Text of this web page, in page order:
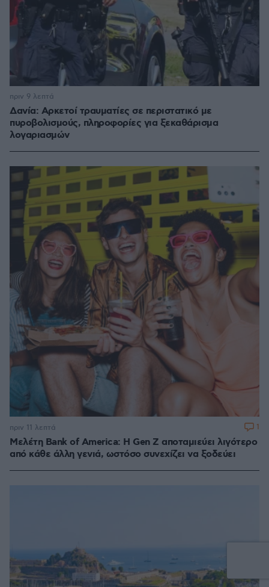
Δανία: Αρκετοί τραυματίες σε περιστατικό με
πυροβολισμούς, πληροφορίες για ξεκαθάρισμα
λογαριασμών
πριν 9 λεπτά
Μελέτη Bank of America: Η Gen Z αποταμιεύει λιγότερο
από κάθε άλλη γενιά, ωστόσο συνεχίζει να ξοδεύει
πριν 11 λεπτά 1